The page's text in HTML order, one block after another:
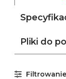
Pliki do